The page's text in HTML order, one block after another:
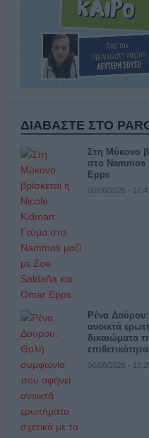
ΔΙΑΒΑΣΤΕ ΣΤΟ
Στη Μύκονο
στο Nammos
Epps
06/08/2026 -
Ρένα
ανοικτά
δικαιώματα
06/08/2026 -